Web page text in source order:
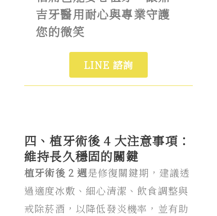
吉牙醫用耐心與專業守護
您的微笑
LINE 諮詢
四、植牙術後 4 大注意事項：
維持長久穩固的關鍵
植牙術後 2 週是修復關鍵期，建議透
過適度冰敷、細心清潔、飲食調整與
戒除菸酒，以降低發炎機率，並有助